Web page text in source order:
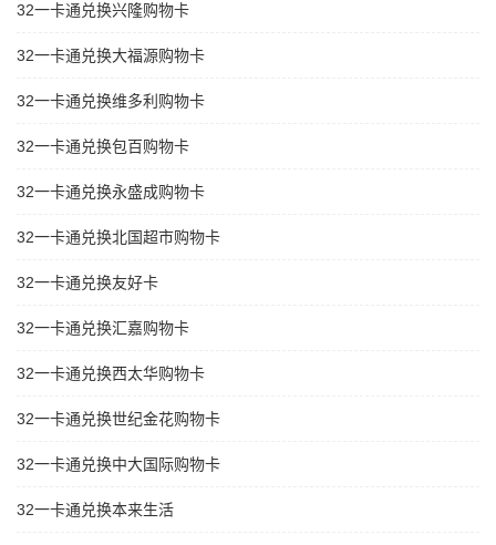
32一卡通兑换兴隆购物卡
32一卡通兑换大福源购物卡
32一卡通兑换维多利购物卡
32一卡通兑换包百购物卡
32一卡通兑换永盛成购物卡
32一卡通兑换北国超市购物卡
32一卡通兑换友好卡
32一卡通兑换汇嘉购物卡
32一卡通兑换西太华购物卡
32一卡通兑换世纪金花购物卡
32一卡通兑换中大国际购物卡
32一卡通兑换本来生活